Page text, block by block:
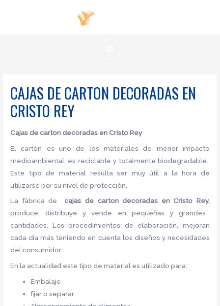
CAJAS DE CARTON DECORADAS EN
CRISTO REY
Cajas de carton decoradas en Cristo Rey
El cartón es uno de los materiales de menor impacto
medioambiental, es reciclable y totalmente biodegradable.
Este tipo de material resulta ser muy útil a la hora de
utilizarse por su nivel de protección.
La fábrica decajas de carton decoradas en Cristo Rey,
produce, distribuye y vende en pequeñas y grandes
cantidades. Los procedimientos de elaboración, mejoran
cada día más teniendo en cuenta los diseños y necesidades
del consumidor.
En la actualidad este tipo de material es utilizado para:
Embalaje
fijar o separar